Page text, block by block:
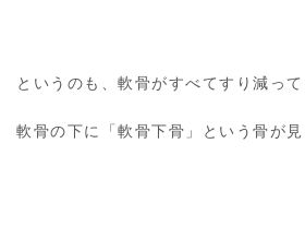
というのも、軟骨がすべてすり減って
軟骨の下に「軟骨下骨」という骨が見